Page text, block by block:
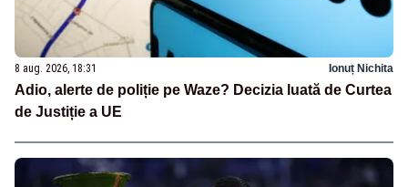
8 aug. 2026, 18:31 Ionuț Nichita
Adio, alerte de poliție pe Waze? Decizia luată de Curtea
de Justiție a UE